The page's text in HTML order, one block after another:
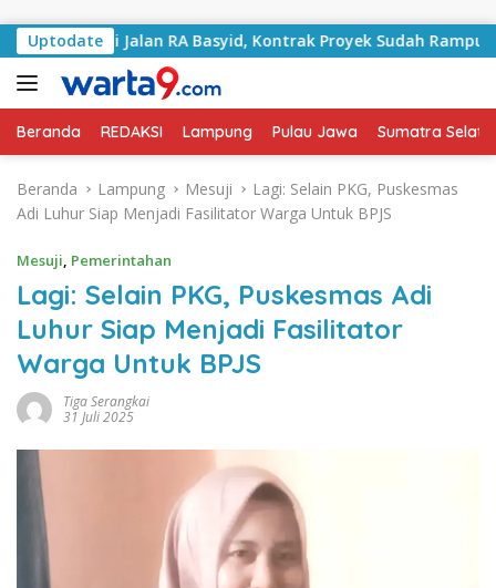
Uptodate
Jalan RA Basyid, Kontrak Proyek Sudah Rampung
Beranda REDAKSI Lampung Pulau Jawa Sumatra
Beranda Lampung Mesuji
Lagi: Selain PKG, Puskesmas
Adi Luhur Siap Menjadi Fasilitator Warga Untuk BPJS
Mesuji, Pemerintahan
Lagi: Selain PKG, Puskesmas Adi
Luhur Siap Menjadi Fasilitator
Warga Untuk BPJS
Tiga Serangkai
31 Juli 2025